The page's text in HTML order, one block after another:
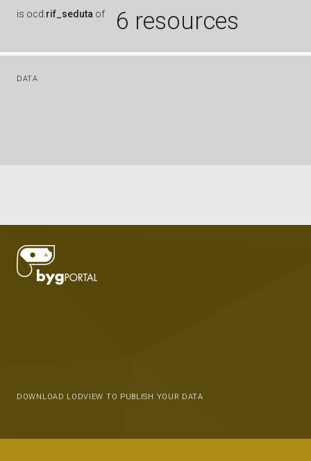
is ocd:rif_seduta of 6 resources
DATA
DOWNLOAD LODVIEW TO PUBLISH YOUR DATA